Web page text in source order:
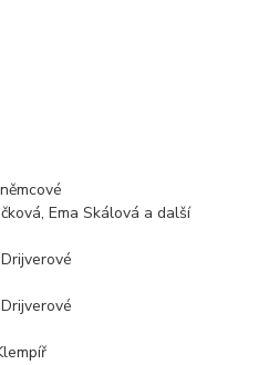
Ema Skálová a další